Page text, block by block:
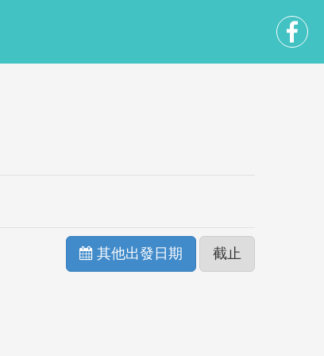
其他出發日期 截止